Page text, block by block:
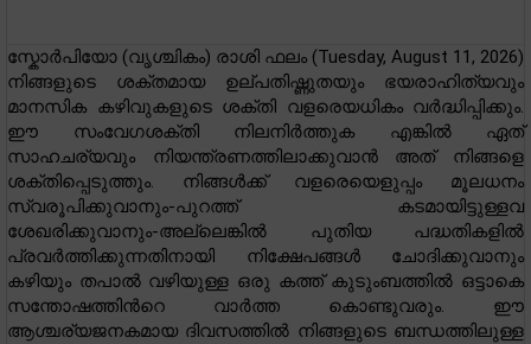
സ്കോര്‍പിയോ (വൃശ്ചികം) രാശി ഫലം (Tuesday, August 11, 2026)
നിങ്ങളുടെ ശക്തമായ ഉല്പതിഷ്ണുതയും ഭയരാഹിത്യവും
മാനസിക കഴിവുകളുടെ ശക്തി വളരെയധികം വർദ്ധിപ്പിക്കും.
ഈ സംവേഗശക്തി നിലനിർത്തുക എങ്കിൽ ഏത്
സാഹചര്യവും നിയന്ത്രണത്തിലാക്കുവാൻ അത് നിങ്ങളെ
ശക്തിപ്പെടുത്തും. നിങ്ങൾക്ക് വളരെയെളുപ്പം മൂലധനം
സ്വരൂപിക്കുവാനും-പുറത്ത് കടമായിട്ടുള്ളവ
ശേഖരിക്കുവാനും-അല്ലെങ്കിൽ പുതിയ പദ്ധതികളിൽ
പ്രവർത്തിക്കുന്നതിനായി നിക്ഷേപങ്ങൾ ചോദിക്കുവാനും
കഴിയും തപാൽ വഴിയുള്ള ഒരു കത്ത് കുടുംബത്തിൽ ഒട്ടാകെ
സന്തോഷത്തിന്‍റെ വാർത്ത കൊണ്ടുവരും. ഈ
ആശ്ചര്യജനകമായ ദിവസത്തിൽ നിങ്ങളുടെ ബന്ധത്തിലുള്ള